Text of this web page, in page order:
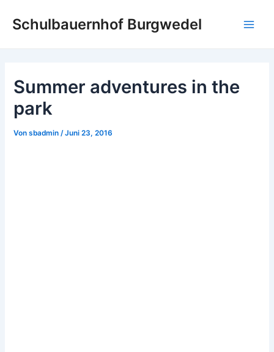
InhaltSchulbauernhof Burgwedel
Summer adventures in the
park
Vonsbadmin /Juni 23, 2016